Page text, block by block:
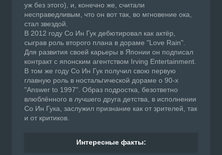
уж без этого), и, конечно же, считали
несправедливым, что он вот так, во мгновение ока,
стал звездой.
В 2012 году Со Ин Гук дебютировал как актёр,
сыграв роль второго плана в дораме "Love Rain".
Для развития своей карьеры в Японии он подписал
контракт с японским агентством Irving Entertainment.
В том же году Со Ин Гук получил свою первую
главную роль в ностальгической дораме о 90-х
"Answer to 1997". Образ подростка, безответно
влюблённого в лучшего друга детства, в исполнении
Со Ин Гука, заслужил признание как от зрителей, так
и от критиков.
Интересные факты: